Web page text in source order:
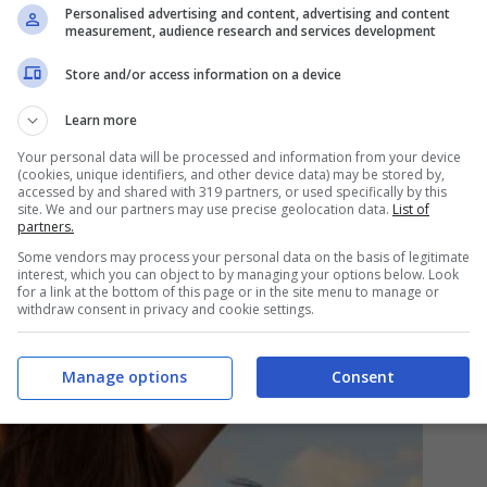
scaturiscono forse da pessime esperienze
si possiede di ‘coppia/relazione stabile
libertà, paura di legarsi così tanto ad una
vada improvvisamente via e così via.
in questo modo.
Personalised advertising and content, advertising and content
measurement, audience research and services development
Store and/or access information on a device
Learn more
Your personal data will be processed and information from your device
(cookies, unique identifiers, and other device data) may be stored by,
accessed by and shared with 319 partners, or used specifically by this
site. We and our partners may use precise geolocation data. List of
partners.
Some vendors may process your personal data on the basis of legitimate
interest, which you can object to by managing your options below. Look
for a link at the bottom of this page or in the site menu to manage or
withdraw consent in privacy and cookie settings.
Consent
Manage options